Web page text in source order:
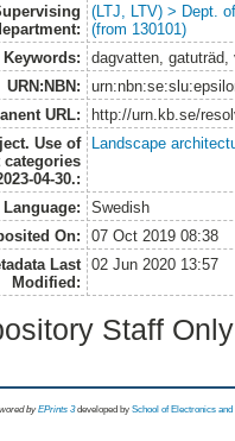
(LTJ, LTV) > Dept.
(from 130101)
Keywords:
dagvatten,
URN:NBN:
URL:
http://urn.kb.se/
Use of
categories
04-30.:
Landscape
Language:
Swedish
On:
07 Oct 2019 08:38
Last
Modified:
02 Jun 2020 13:57
Staff
byEPrints 3 developed by School of Electronics